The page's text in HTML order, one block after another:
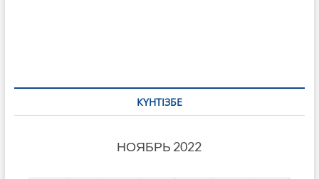
КҮНТІЗБЕ
НОЯБРЬ 2022